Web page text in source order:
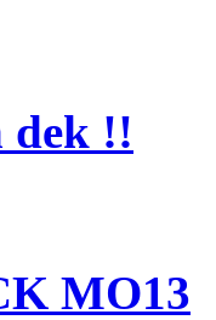
dek !!
MO13